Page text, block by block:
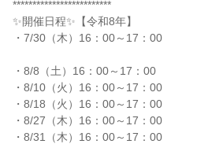
*************************
✨開催日程✨【令和8年】
・7/30（木）16：00～17：00
・8/8（土）16：00～17：00
・8/10（火）16：00～17：00
・8/18（火）16：00～17：00
・8/27（木）16：00～17：00
・8/31（木）16：00～17：00